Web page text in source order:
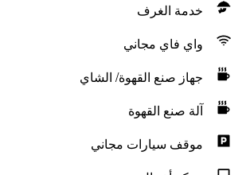
خدمة الغرف
واي فاي مجاني
جهاز صنع القهوة/ الشاي
آلة صنع القهوة
موقف سيارات مجاني